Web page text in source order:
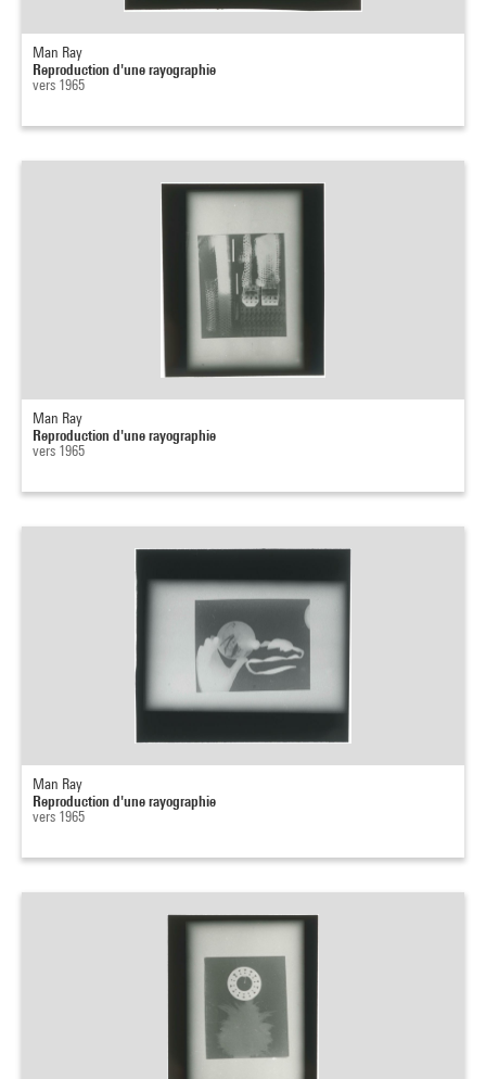
Man Ray
Reproduction d'une rayographie
vers 1965
Man Ray
Reproduction d'une rayographie
vers 1965
Man Ray
Reproduction d'une rayographie
vers 1965